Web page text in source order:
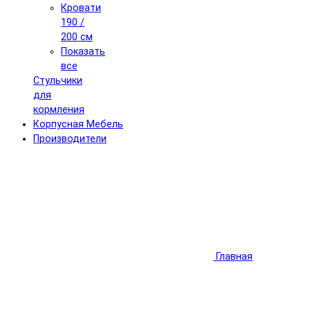
Кровати
190 /
200 см
Показать
все
Стульчики
для
кормления
Корпусная Мебель
Производители
Главная